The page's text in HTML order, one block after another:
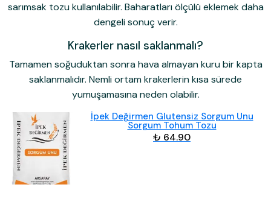
sarımsak tozu kullanılabilir. Baharatları ölçülü eklemek daha
dengeli sonuç verir.
Krakerler nasıl saklanmalı?
Tamamen soğuduktan sonra hava almayan kuru bir kapta
saklanmalıdır. Nemli ortam krakerlerin kısa sürede
yumuşamasına neden olabilir.
İpek Değirmen Glutensiz Sorgum Unu
Sorgum Tohum Tozu
₺ 64.90